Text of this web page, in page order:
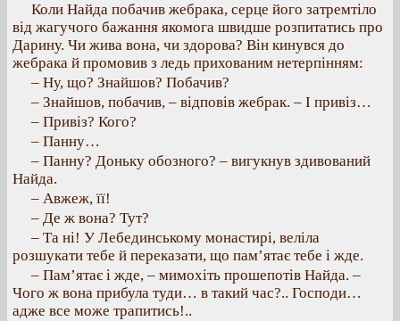
Коли Найда побачив жебрака, серце його затремтіло
від жагучого бажання якомога швидше розпитатись про
Дарину. Чи жива вона, чи здорова? Він кинувся до
жебрака й промовив з ледь прихованим нетерпінням:
– Ну, що? Знайшов? Побачив?
– Знайшов, побачив, – відповів жебрак. – І привіз…
– Привіз? Кого?
– Панну…
– Панну? Доньку обозного? – вигукнув здивований
Найда.
– Авжеж, її!
– Де ж вона? Тут?
– Та ні! У Лебединському монастирі, веліла
розшукати тебе й переказати, що пам’ятає тебе і жде.
– Пам’ятає і жде, – мимохіть прошепотів Найда. –
Чого ж вона прибула туди… в такий час?.. Господи…
адже все може трапитись!..